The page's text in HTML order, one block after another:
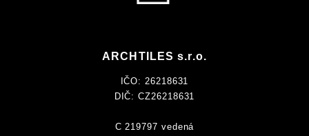
ARCHTILES s.r.o.
IČO: 26218631
DIČ: CZ26218631
C 219797 vedená